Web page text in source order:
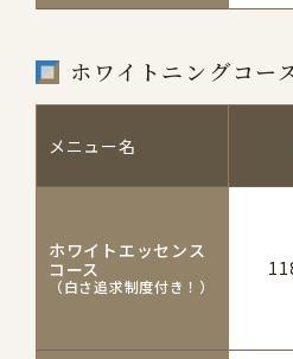
ホワイトニングコー
メニュー名
ホワイトエッセンス
コース
（白さ追求制度付き！）